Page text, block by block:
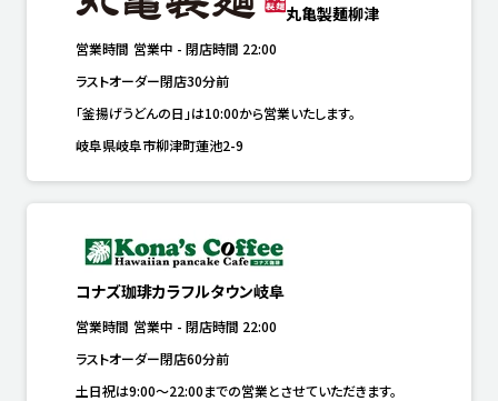
丸亀製麺柳津
営業時間 営業中 - 閉店時間 22:00
ラストオーダー閉店30分前
「釜揚げうどんの日」は10:00から営業いたします。
岐阜県岐阜市柳津町蓮池2-9
コナズ珈琲カラフルタウン岐阜
営業時間 営業中 - 閉店時間 22:00
ラストオーダー閉店60分前
土日祝は9:00～22:00までの営業とさせていただきます。